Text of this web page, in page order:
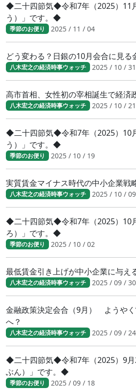
◆二十四節気◆令和7年（2025）11
う）」です。◆
季節のお便り 2025 / 11 / 04
どう変わる？日銀の10月会合に見る
八木宏之の経済時事ウォッチ 2025 / 10 / 31
高市首相、女性初の宰相誕生で経済
八木宏之の経済時事ウォッチ 2025 / 10 / 21
◆二十四節気◆令和7年（2025）10
う）」です。◆
季節のお便り 2025 / 10 / 19
実質賃金マイナス時代の中小企業戦
八木宏之の経済時事ウォッチ 2025 / 10 / 09
◆二十四節気◆令和7年（2025）10
ろ）」です。◆
季節のお便り 2025 / 10 / 02
最低賃金引き上げが中小企業に与え
八木宏之の経済時事ウォッチ 2025 / 09 / 30
金融政策決定会合（9月） ようやく
へ？
八木宏之の経済時事ウォッチ 2025 / 09 / 24
◆二十四節気◆令和7年（2025）9月
ぶん）」です。◆
季節のお便り 2025 / 09 / 18